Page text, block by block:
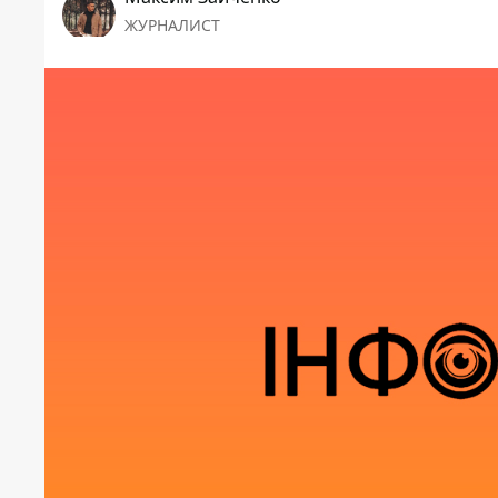
ЖУРНАЛИСТ